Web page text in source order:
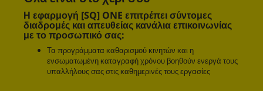
Η εφαρμογή [SQ] ONE επιτρέπει σύντομες
διαδρομές και απευθείας κανάλια επικοινωνίας
με το προσωπικό σας:
Τα προγράμματα καθαρισμού κινητών και η
ενσωματωμένη καταγραφή χρόνου βοηθούν ενεργά τους
υπαλλήλους σας στις καθημερινές τους εργασίες